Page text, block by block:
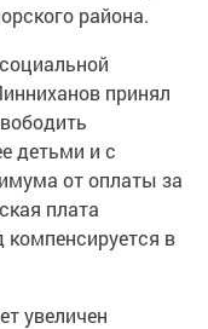
района.
принял
детьми и с
от оплаты за
плата
компенсируется в
увеличен